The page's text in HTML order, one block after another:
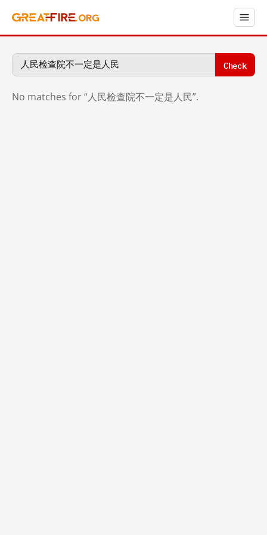
Check
No matches for “人民检查院不一定是人民”.